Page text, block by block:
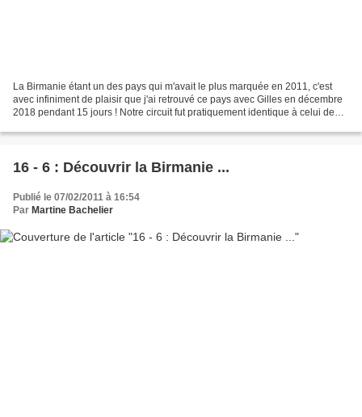
La Birmanie étant un des pays qui m'avait le plus marquée en 2011, c'est
avec infiniment de plaisir que j'ai retrouvé ce pays avec Gilles en décembre
2018 pendant 15 jours ! Notre circuit fut pratiquement identique à celui de
16 - 6 : Découvrir la Birmanie ...
Publié le 07/02/2011 à 16:54
Par Martine Bachelier